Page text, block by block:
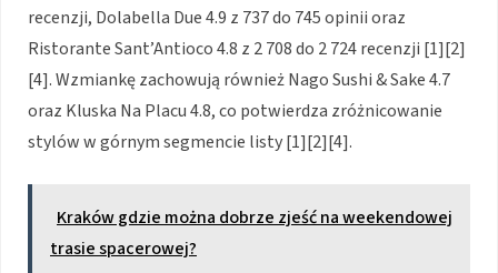
recenzji, Dolabella Due 4.9 z 737 do 745 opinii oraz
Ristorante Sant’Antioco 4.8 z 2 708 do 2 724 recenzji [1][2]
[4]. Wzmiankę zachowują również Nago Sushi & Sake 4.7
oraz Kluska Na Placu 4.8, co potwierdza zróżnicowanie
stylów w górnym segmencie listy [1][2][4].
Kraków gdzie można dobrze zjeść na weekendowej
trasie spacerowej?